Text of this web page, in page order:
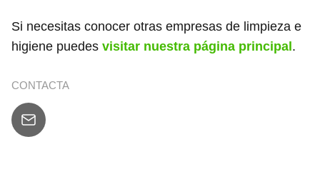
Si necesitas conocer otras empresas de limpieza e
higiene puedes visitar nuestra página principal.
CONTACTA